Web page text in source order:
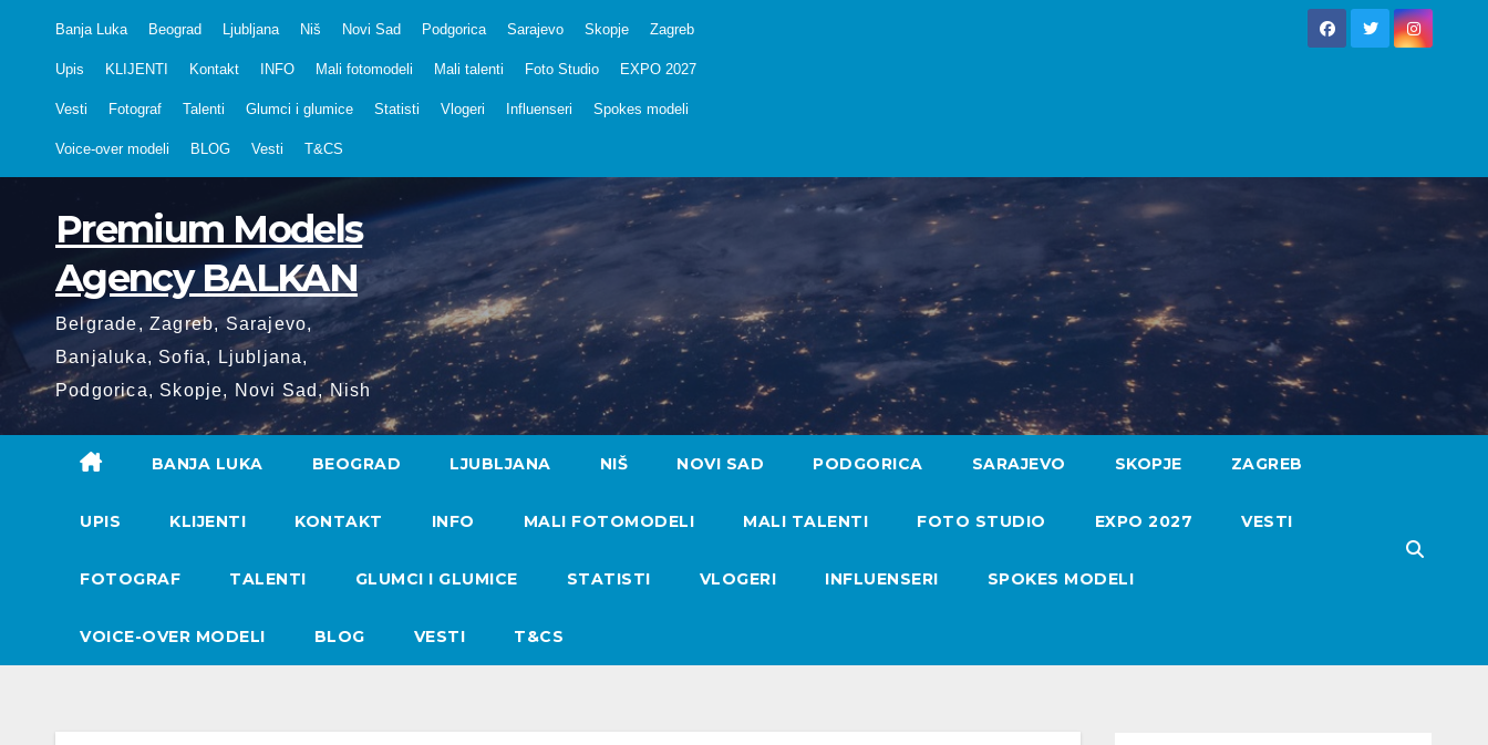
Banja Luka Beograd Ljubljana Niš Novi Sad Podgorica Sarajevo Skopje Zagreb
Upis KLIJENTI Kontakt INFO Mali fotomodeli Mali talenti Foto Studio EXPO 2027
Vesti Fotograf Talenti Glumci i glumice Statisti Vlogeri Influenseri Spokes modeli
Voice-over modeli BLOG Vesti T&CS
Premium Models
Agency BALKAN
Belgrade, Zagreb, Sarajevo,
Banjaluka, Sofia, Ljubljana,
Podgorica, Skopje, Novi Sad, Nish
BANJA LUKA BEOGRAD LJUBLJANA NIŠ NOVI SAD PODGORICA SARAJEVO SKOPJE ZAGREB
UPIS KLIJENTI KONTAKT INFO MALI FOTOMODELI MALI TALENTI FOTO STUDIO EXPO 2027 VESTI
FOTOGRAF TALENTI GLUMCI I GLUMICE STATISTI VLOGERI INFLUENSERI SPOKES MODELI
VOICE-OVER MODELI BLOG VESTI T&CS